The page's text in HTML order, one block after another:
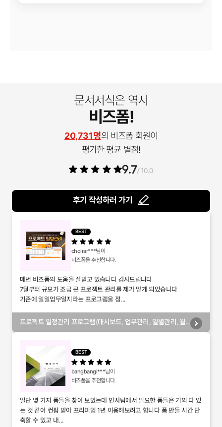
문서서식은 역시
비즈폼!
20,731명의 비즈폼 회원이
평가한 평균 별점!
9.7/ 10.0
후기 작성하러 가기
BEST
choirar***님이
비즈폼을 추천합니다.
매번 비즈폼의 도움을 잘받고 있습니다 감사드립니다
7월부터 규모가 조금 큰 프로젝트 관리를 제가 맡게 되었습니다
기존에 일일업무일지라는 프로그램을 정...
프로젝트 일정관리 프로그램(대시보드, 업무관리, 일별관리, 월
BEST
bangbangi***님이
비즈폼을 추천합니다.
일단 몇 가지 폼들을 찾아 보았는데 인사팀에서 필요한 폼들은 거의 다 있
는 것 같아 컨펌 받아 프리미엄 1년 이용해보려고 합니다 폼 만들 시간 단
축할 수 있고 내...